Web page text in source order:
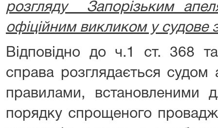
розгляду Запорізьким
офіційним викликом у судове
Відповідно до ч.1 ст. 368
справа розглядається судом
правилами, встановленими
порядку спрощеного